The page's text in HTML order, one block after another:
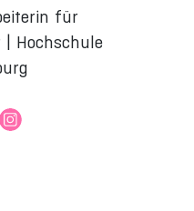
für
Hochschule